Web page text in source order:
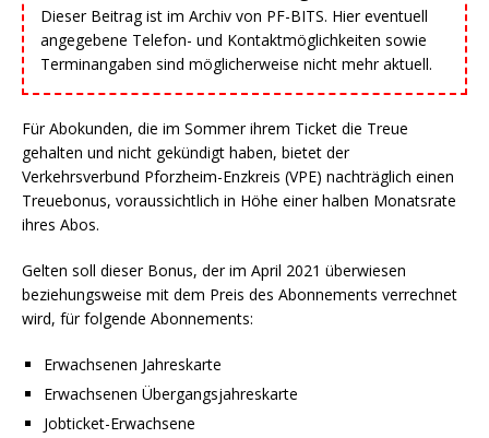
Dieser Beitrag ist im Archiv von PF-BITS. Hier eventuell
angegebene Telefon- und Kontaktmöglichkeiten sowie
Terminangaben sind möglicherweise nicht mehr aktuell.
Für Abokunden, die im Sommer ihrem Ticket die Treue
gehalten und nicht gekündigt haben, bietet der
Verkehrsverbund Pforzheim-Enzkreis (VPE) nachträglich einen
Treuebonus, voraussichtlich in Höhe einer halben Monatsrate
ihres Abos.
Gelten soll dieser Bonus, der im April 2021 überwiesen
beziehungsweise mit dem Preis des Abonnements verrechnet
wird, für folgende Abonnements:
Erwachsenen Jahreskarte
Erwachsenen Übergangsjahreskarte
Jobticket-Erwachsene